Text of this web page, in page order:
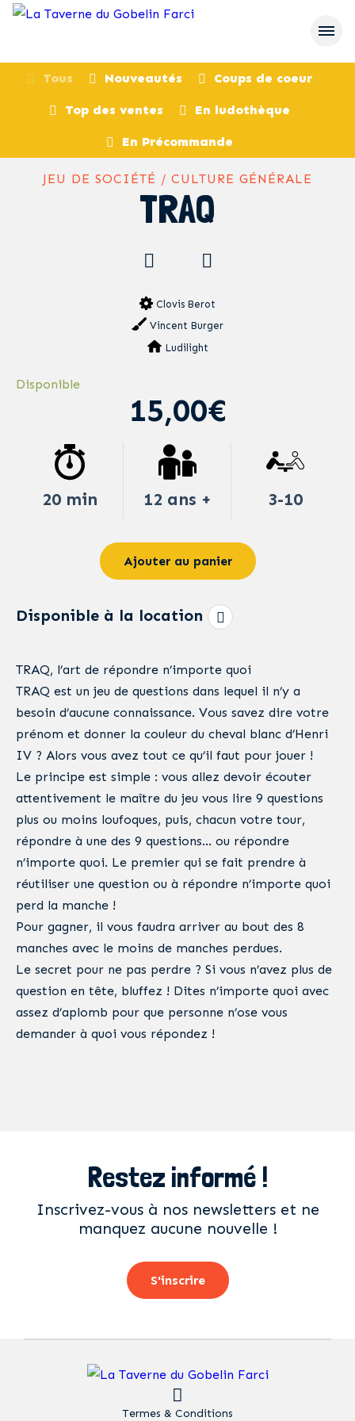
Tous Nouveautés Coups de coeur
Top des ventes En ludothèque
En Précommande
JEU DE SOCIÉTÉ / CULTURE GÉNÉRALE
TRAQ
Clovis Berot
Vincent Burger
Ludilight
Disponible
15,00€
20 min 12 ans + 3-10
Ajouter au panier
Disponible à la location
TRAQ, l’art de répondre n’importe quoi
TRAQ est un jeu de questions dans lequel il n’y a
besoin d’aucune connaissance. Vous savez dire votre
prénom et donner la couleur du cheval blanc d’Henri
IV ? Alors vous avez tout ce qu’il faut pour jouer !
Le principe est simple : vous allez devoir écouter
attentivement le maître du jeu vous lire 9 questions
plus ou moins loufoques, puis, chacun votre tour,
répondre à une des 9 questions… ou répondre
n’importe quoi. Le premier qui se fait prendre à
réutiliser une question ou à répondre n’importe quoi
perd la manche !
Pour gagner, il vous faudra arriver au bout des 8
manches avec le moins de manches perdues.
Le secret pour ne pas perdre ? Si vous n’avez plus de
question en tête, bluffez ! Dites n’importe quoi avec
assez d’aplomb pour que personne n’ose vous
demander à quoi vous répondez !
Restez informé !
Inscrivez-vous à nos newsletters et ne
manquez aucune nouvelle !
S'inscrire
Termes & Conditions